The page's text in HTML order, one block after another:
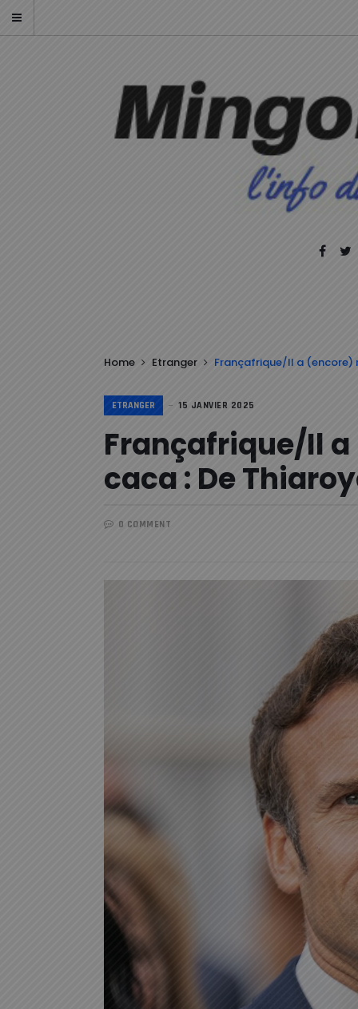
Home Etranger Françafrique/Il a (encore)
ETRANGER 15 JANVIER 2025
Françafrique/Il
caca : De
0 COMMENT